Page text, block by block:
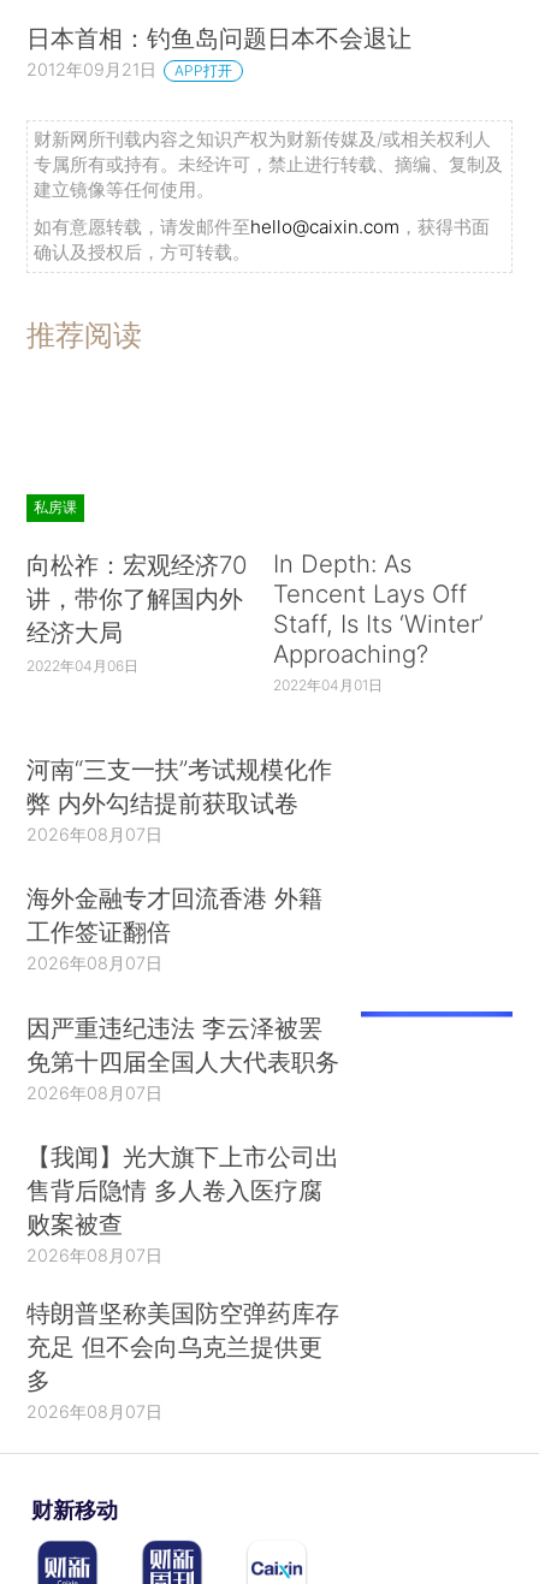
日本首相：钓鱼岛问题日本不会退让
2012年09月21日 APP打开
财新网所刊载内容之知识产权为财新传媒及/或相关权利人
专属所有或持有。未经许可，禁止进行转载、摘编、复制及
建立镜像等任何使用。
如有意愿转载，请发邮件至hello@caixin.com ，获得书面
确认及授权后，方可转载。
推荐阅读
私房课
向松祚：宏观经济70
讲，带你了解国内外
经济大局
2022年04月06日
In Depth: As
Tencent Lays Off
Staff, Is Its ‘Winter’
Approaching?
2022年04月01日
河南“三支一扶”考试规模化作
弊 内外勾结提前获取试卷
2026年08月07日
海外金融专才回流香港 外籍
工作签证翻倍
2026年08月07日
因严重违纪违法 李云泽被罢
免第十四届全国人大代表职务
2026年08月07日
【我闻】光大旗下上市公司出
售背后隐情 多人卷入医疗腐
败案被查
2026年08月07日
特朗普坚称美国防空弹药库存
充足 但不会向乌克兰提供更
多
2026年08月07日
财新移动